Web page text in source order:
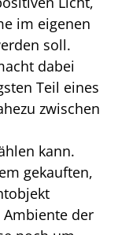
im eigenen
soll.
dabei
Teil eines
zwischen
kann.
gekauften,
Ambiente der